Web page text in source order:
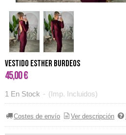
VESTIDO ESTHER BURDEOS
45,00 €
1 En Stock - (Imp. Incluidos)
Costes de envío Ver descripción